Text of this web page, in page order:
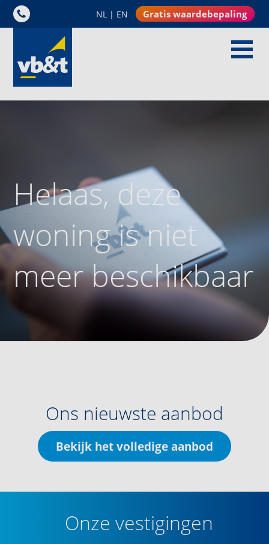
NL | EN Gratis waardebepaling
Helaas, deze
woning is niet
meer beschikbaar
Ons nieuwste aanbod
Bekijk het volledige aanbod
Onze vestigingen